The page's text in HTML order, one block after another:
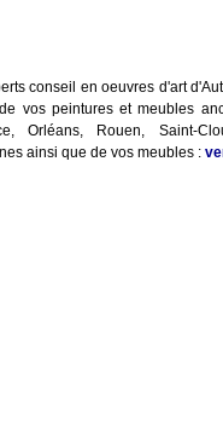
conseil en oeuvres d'art
de vos peintures et meubles
Orléans, Rouen, Saint-
ainsi que de vos meubles :